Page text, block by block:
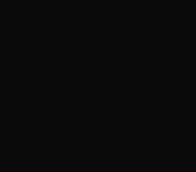
photo, pointe sur le code. C'est gratuit à